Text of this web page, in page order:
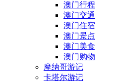
澳门行程
澳门交通
澳门住宿
澳门景点
澳门美食
澳门购物
摩纳哥游记
卡塔尔游记